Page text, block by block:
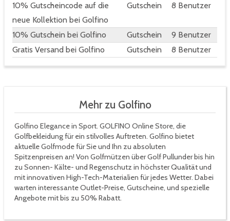
10% Gutscheincode auf die
neue Kollektion bei Golfino
Gutschein 8 Benutzer
10% Gutschein bei Golfino Gutschein
9 Benutzer
Gratis Versand bei Golfino
Gutschein 8 Benutzer
Mehr zu Golfino
Golfino Elegance in Sport. GOLFINO Online Store, die
Golfbekleidung für ein stilvolles Auftreten. Golfino bietet
aktuelle Golfmode für Sie und Ihn zu absoluten
Spitzenpreisen an! Von Golfmützen über Golf Pullunder bis hin
zu Sonnen- Kälte- und Regenschutz in höchster Qualität und
mit innovativen High-Tech-Materialien für jedes Wetter. Dabei
warten interessante Outlet-Preise, Gutscheine, und spezielle
Angebote mit bis zu 50% Rabatt.